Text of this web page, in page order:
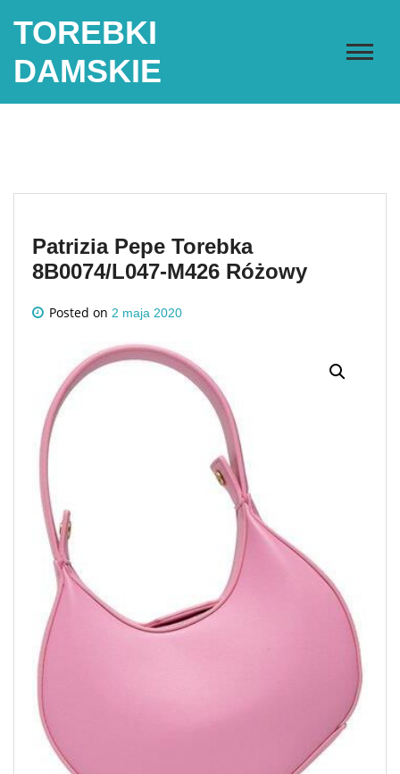
TOREBKI
DAMSKIE
Patrizia Pepe Torebka
8B0074/L047-M426 Różowy
Posted on 2 maja 2020